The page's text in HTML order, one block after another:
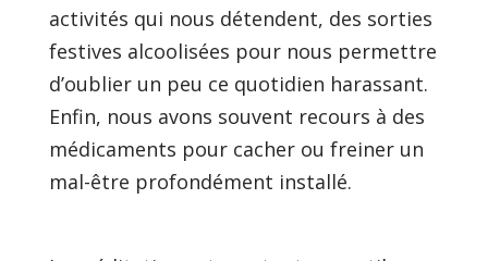
activités qui nous détendent, des sorties
festives alcoolisées pour nous permettre
d’oublier un peu ce quotidien harassant.
Enfin, nous avons souvent recours à des
médicaments pour cacher ou freiner un
mal-être profondément installé.